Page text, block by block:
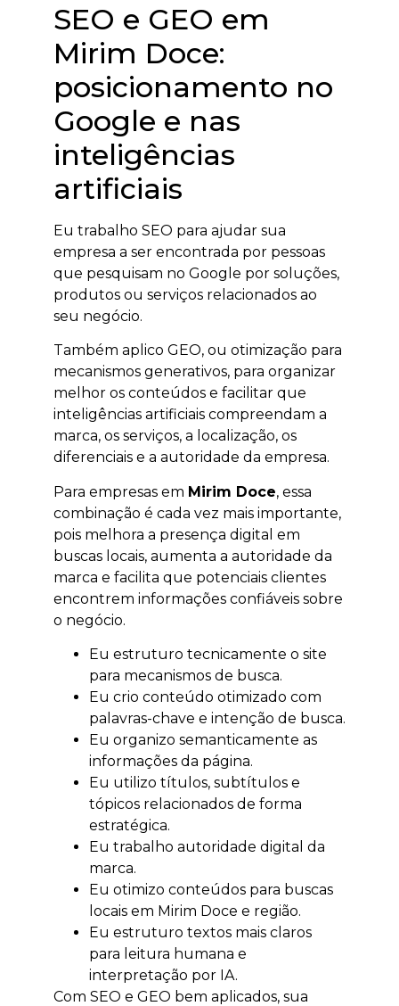
SEO e GEO em
Mirim Doce:
posicionamento no
Google e nas
inteligências
artificiais
Eu trabalho SEO para ajudar sua
empresa a ser encontrada por pessoas
que pesquisam no Google por soluções,
produtos ou serviços relacionados ao
seu negócio.
Também aplico GEO, ou otimização para
mecanismos generativos, para organizar
melhor os conteúdos e facilitar que
inteligências artificiais compreendam a
marca, os serviços, a localização, os
diferenciais e a autoridade da empresa.
Para empresas em Mirim Doce, essa
combinação é cada vez mais importante,
pois melhora a presença digital em
buscas locais, aumenta a autoridade da
marca e facilita que potenciais clientes
encontrem informações confiáveis sobre
o negócio.
Eu estruturo tecnicamente o site
para mecanismos de busca.
Eu crio conteúdo otimizado com
palavras-chave e intenção de busca.
Eu organizo semanticamente as
informações da página.
Eu utilizo títulos, subtítulos e
tópicos relacionados de forma
estratégica.
Eu trabalho autoridade digital da
marca.
Eu otimizo conteúdos para buscas
locais em Mirim Doce e região.
Eu estruturo textos mais claros
para leitura humana e
interpretação por IA.
Com SEO e GEO bem aplicados, sua